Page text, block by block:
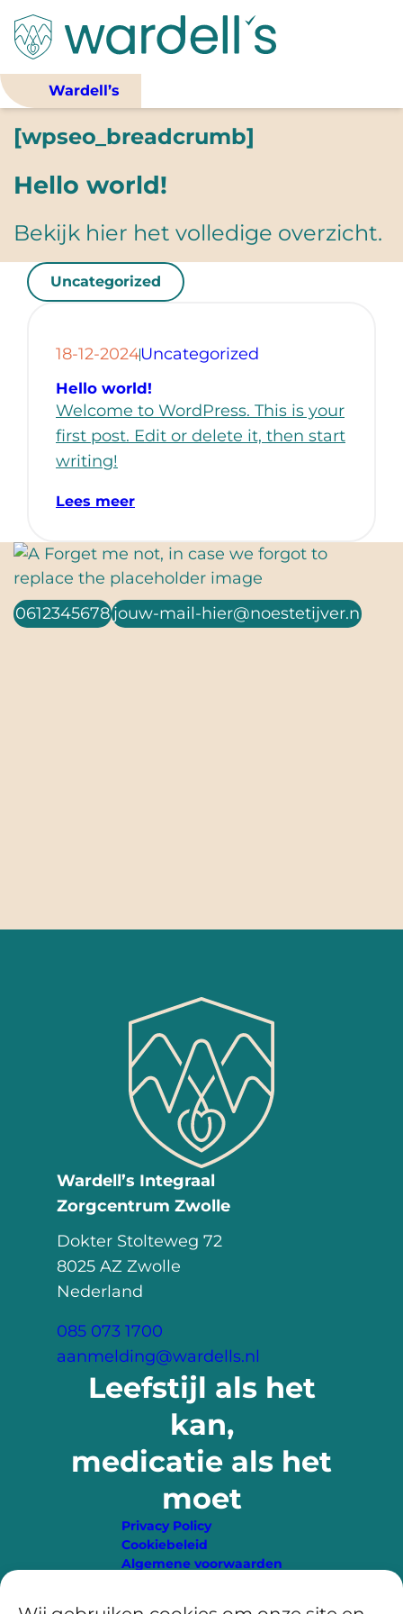
naar
inhoudWardell’s
[wpseo_breadcrumb]
Hello world!
Bekijk hier het volledige overzicht.
Uncategorized
18-12-2024Uncategorized
Hello world!
Welcome to WordPress. This is your
first post. Edit or delete it, then start
writing!
Lees meer
0612345678 jouw-mail-hier@noestetijver.n
Wardell’s Integraal
Zorgcentrum Zwolle
Dokter Stolteweg 72
8025 AZ Zwolle
Nederland
085 073 1700
aanmelding@wardells.nl
Leefstijl als het
kan,
medicatie als het
moet
Privacy Policy
Cookiebeleid
Algemene voorwaarden